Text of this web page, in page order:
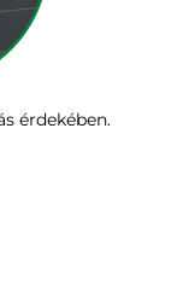
érdekében.